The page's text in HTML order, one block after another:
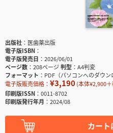
出版社
医歯薬出版
電子版ISBN
電子版発売日
2026/06/01
ページ数
208ページ判型
A4判変
フォーマット
PDF（パソコンへのダウン
電子版販売価格： ¥3,190(本体¥2,900
印刷版ISSN
0011-8702
印刷版発行年月
2024/08
カート